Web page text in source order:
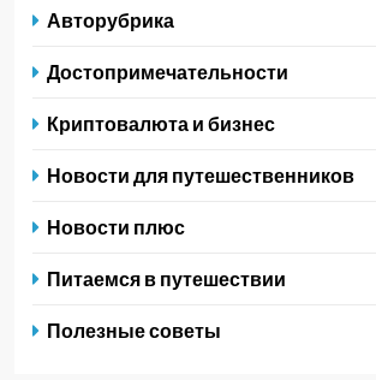
Авторубрика
Достопримечательности
Криптовалюта и бизнес
Новости для путешественников
Новости плюс
Питаемся в путешествии
Полезные советы